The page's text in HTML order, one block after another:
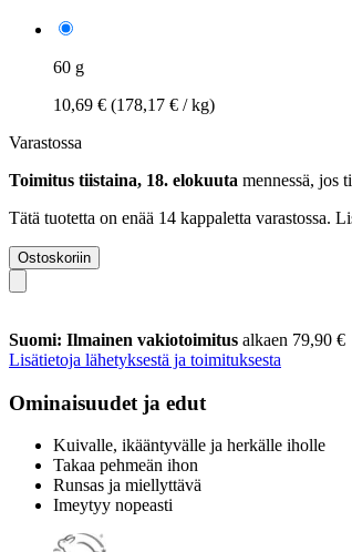
60 g
10,69 € (178,17 € / kg)
Varastossa
Toimitus tiistaina, 18. elokuuta mennessä, jos
Tätä tuotetta on enää 14 kappaletta varastossa.
Ostoskoriin
Suomi: Ilmainen vakiotoimitus alkaen 79,90 €
Lisätietoja lähetyksestä ja toimituksesta
Ominaisuudet ja edut
Kuivalle, ikääntyvälle ja herkälle iholle
Takaa pehmeän ihon
Runsas ja miellyttävä
Imeytyy nopeasti